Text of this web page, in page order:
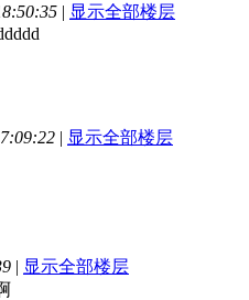
| 显示全部楼层
| 显示全部楼层
| 显示全部楼层